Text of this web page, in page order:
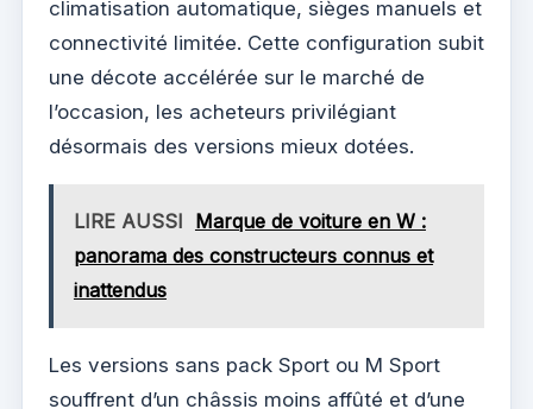
climatisation automatique, sièges manuels et
connectivité limitée. Cette configuration subit
une décote accélérée sur le marché de
l’occasion, les acheteurs privilégiant
désormais des versions mieux dotées.
LIRE AUSSI Marque de voiture en W :
panorama des constructeurs connus et
inattendus
Les versions sans pack Sport ou M Sport
souffrent d’un châssis moins affûté et d’une